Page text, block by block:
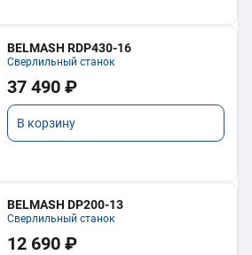
BELMASH RDP430-16
Сверлильный станок
37 490 ₽
В корзину
BELMASH DP200-13
Сверлильный станок
12 690 ₽